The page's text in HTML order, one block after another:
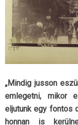
„Mindig jusson
emlegetni, mikor
eljutunk egy fontos
honnan is